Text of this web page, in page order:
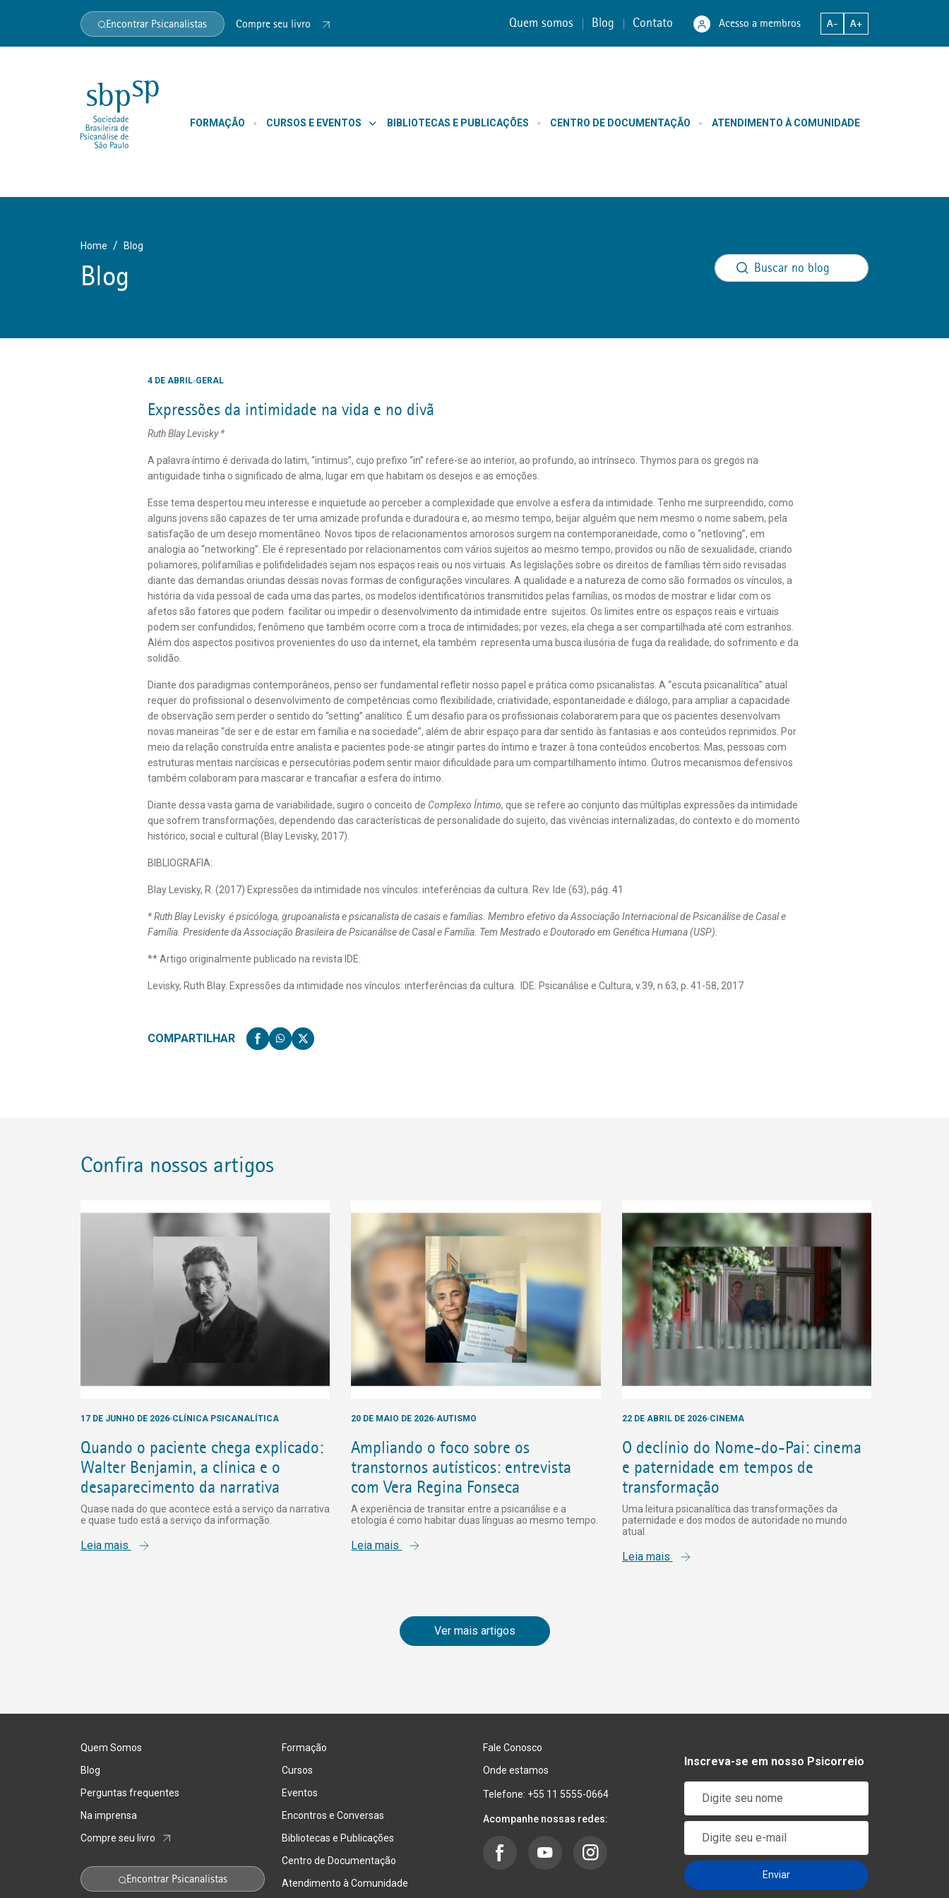
Encontrar Psicanalistas Compre seu livro Quem somos Blog Contato Acesso a membros A- A+
FORMAÇÃO CURSOS E EVENTOS BIBLIOTECAS E PUBLICAÇÕES CENTRO DE DOCUMENTAÇÃO ATENDIMENTO À COMUNIDADE
Home Blog
Blog
4 DE ABRIL GERAL
Expressões da intimidade na vida e no divã
Ruth Blay Levisky *
A palavra íntimo é derivada do latim, “intimus”, cujo prefixo “in” refere-se ao interior, ao profundo, ao intrínseco. Thymos para os gregos na
antiguidade tinha o significado de alma, lugar em que habitam os desejos e as emoções.
Esse tema despertou meu interesse e inquietude ao perceber a complexidade que envolve a esfera da intimidade. Tenho me surpreendido, como
alguns jovens são capazes de ter uma amizade profunda e duradoura e, ao mesmo tempo, beijar alguém que nem mesmo o nome sabem, pela
satisfação de um desejo momentâneo. Novos tipos de relacionamentos amorosos surgem na contemporaneidade, como o “netloving”, em
analogia ao “networking”. Ele é representado por relacionamentos com vários sujeitos ao mesmo tempo, providos ou não de sexualidade, criando
poliamores, polifamílias e polifidelidades sejam nos espaços reais ou nos virtuais. As legislações sobre os direitos de famílias têm sido revisadas
diante das demandas oriundas dessas novas formas de configurações vinculares. A qualidade e a natureza de como são formados os vínculos, a
história da vida pessoal de cada uma das partes, os modelos identificatórios transmitidos pelas famílias, os modos de mostrar e lidar com os
afetos são fatores que podem facilitar ou impedir o desenvolvimento da intimidade entre sujeitos. Os limites entre os espaços reais e virtuais
podem ser confundidos, fenômeno que também ocorre com a troca de intimidades; por vezes, ela chega a ser compartilhada até com estranhos.
Além dos aspectos positivos provenientes do uso da internet, ela também representa uma busca ilusória de fuga da realidade, do sofrimento e da
solidão.
Diante dos paradigmas contemporâneos, penso ser fundamental refletir nosso papel e prática como psicanalistas. A “escuta psicanalítica” atual
requer do profissional o desenvolvimento de competências como flexibilidade, criatividade, espontaneidade e diálogo, para ampliar a capacidade
de observação sem perder o sentido do “setting” analítico. É um desafio para os profissionais colaborarem para que os pacientes desenvolvam
novas maneiras “de ser e de estar em família e na sociedade”, além de abrir espaço para dar sentido às fantasias e aos conteúdos reprimidos. Por
meio da relação construída entre analista e pacientes pode-se atingir partes do íntimo e trazer à tona conteúdos encobertos. Mas, pessoas com
estruturas mentais narcísicas e persecutórias podem sentir maior dificuldade para um compartilhamento íntimo. Outros mecanismos defensivos
também colaboram para mascarar e trancafiar a esfera do íntimo.
Diante dessa vasta gama de variabilidade, sugiro o conceito de Complexo Íntimo, que se refere ao conjunto das múltiplas expressões da intimidade
que sofrem transformações, dependendo das características de personalidade do sujeito, das vivências internalizadas, do contexto e do momento
histórico, social e cultural (Blay Levisky, 2017).
BIBLIOGRAFIA:
Blay Levisky, R. (2017) Expressões da intimidade nos vínculos: inteferências da cultura. Rev. Ide (63), pág. 41
* Ruth Blay Levisky é psicóloga, grupoanalista e psicanalista de casais e famílias. Membro efetivo da Associação Internacional de Psicanálise de Casal e
Família. Presidente da Associação Brasileira de Psicanálise de Casal e Família. Tem Mestrado e Doutorado em Genética Humana (USP).
** Artigo originalmente publicado na revista IDE:
Levisky, Ruth Blay. Expressões da intimidade nos vínculos: interferências da cultura. IDE: Psicanálise e Cultura, v.39, n.63, p. 41-58, 2017
COMPARTILHAR
Confira nossos artigos
17 DE JUNHO DE 2026 CLÍNICA PSICANALÍTICA
Quando o paciente chega explicado:
Walter Benjamin, a clínica e o
desaparecimento da narrativa
Quase nada do que acontece está a serviço da narrativa
e quase tudo está a serviço da informação.
Leia mais
20 DE MAIO DE 2026 AUTISMO
Ampliando o foco sobre os
transtornos autísticos: entrevista
com Vera Regina Fonseca
A experiência de transitar entre a psicanálise e a
etologia é como habitar duas línguas ao mesmo tempo.
Leia mais
22 DE ABRIL DE 2026 CINEMA
O declínio do Nome-do-Pai: cinema
e paternidade em tempos de
transformação
Uma leitura psicanalítica das transformações da
paternidade e dos modos de autoridade no mundo
atual.
Leia mais
Ver mais artigos
Quem Somos
Blog
Perguntas frequentes
Na imprensa
Compre seu livro
Encontrar Psicanalistas
Formação
Cursos
Eventos
Encontros e Conversas
Bibliotecas e Publicações
Centro de Documentação
Atendimento à Comunidade
Fale Conosco
Onde estamos
Telefone: +55 11 5555-0664
Acompanhe nossas redes:
Inscreva-se em nosso Psicorreio